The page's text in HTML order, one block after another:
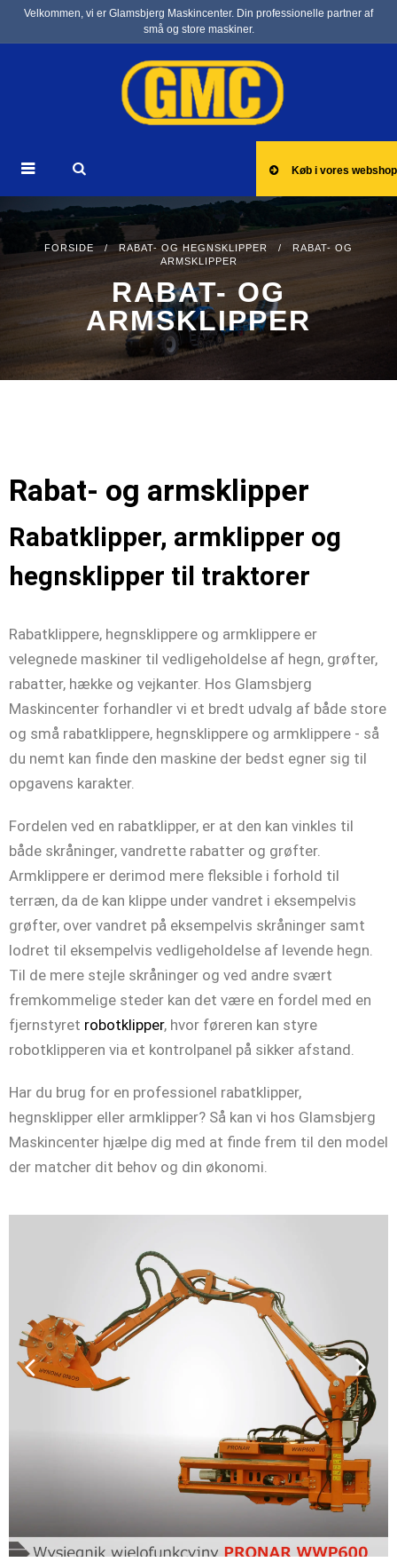
Velkommen, vi er Glamsbjerg Maskincenter. Din professionelle partner af
små og store maskiner.
Køb i vores webshop
FORSIDE/RABAT- OG HEGNSKLIPPER / RABAT- OG
ARMSKLIPPER
RABAT- OG
ARMSKLIPPER
Rabat- og armsklipper
Rabatklipper, armklipper og
hegnsklipper til traktorer
Rabatklippere, hegnsklippere og armklippere er
velegnede maskiner til vedligeholdelse af hegn, grøfter,
rabatter, hække og vejkanter. Hos Glamsbjerg
Maskincenter forhandler vi et bredt udvalg af både store
og små rabatklippere, hegnsklippere og armklippere - så
du nemt kan finde den maskine der bedst egner sig til
opgavens karakter.
Fordelen ved en rabatklipper, er at den kan vinkles til
både skråninger, vandrette rabatter og grøfter.
Armklippere er derimod mere fleksible i forhold til
terræn, da de kan klippe under vandret i eksempelvis
grøfter, over vandret på eksempelvis skråninger samt
lodret til eksempelvis vedligeholdelse af levende hegn.
Til de mere stejle skråninger og ved andre svært
fremkommelige steder kan det være en fordel med en
fjernstyret robotklipper, hvor føreren kan styre
robotklipperen via et kontrolpanel på sikker afstand.
Har du brug for en professionel rabatklipper,
hegnsklipper eller armklipper? Så kan vi hos Glamsbjerg
Maskincenter hjælpe dig med at finde frem til den model
der matcher dit behov og din økonomi.